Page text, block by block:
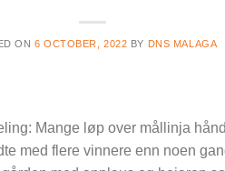
ON 6 OCTOBER, 2022 BY DNS MALAGA
Mange løp over mållinja
med flere vinnere enn noen